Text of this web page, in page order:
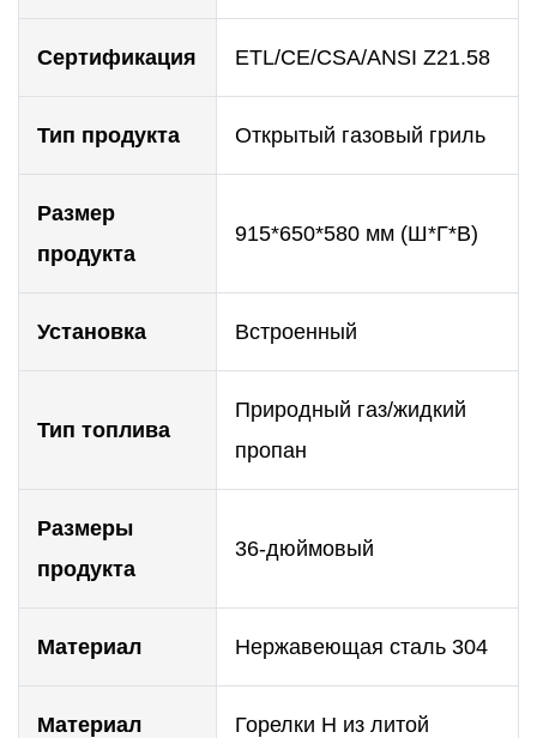
Сертификация ETL/CE/CSA/ANSI Z21.58
Тип продукта Открытый газовый гриль
Размер
продукта
915*650*580 мм (Ш*Г*В)
Установка Встроенный
Тип топлива
Природный газ/жидкий
пропан
Размеры
продукта
36-дюймовый
Материал Нержавеющая сталь 304
Материал
Горелки H из литой